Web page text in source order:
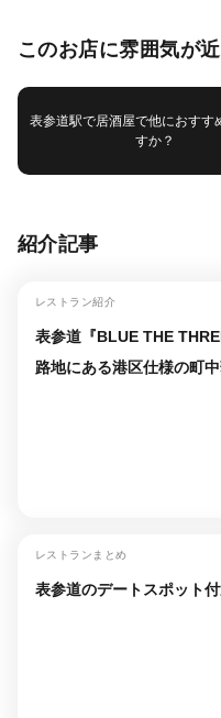
このお店に雰囲気が
表参道駅で居酒屋で他におすす
すか？
紹介記事
レストラン紹介
表参道『BLUE THE
路地にある港区仕様の町中
レストランまとめ
表参道のデートスポット